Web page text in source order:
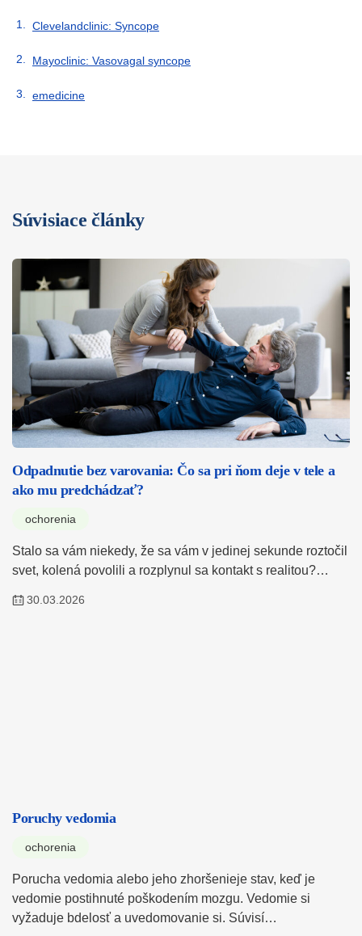
Clevelandclinic: Syncope
Mayoclinic: Vasovagal syncope
emedicine
Súvisiace články
Odpadnutie bez varovania: Čo sa pri ňom deje v tele a
ako mu predchádzať?
ochorenia
Stalo sa vám niekedy, že sa vám v jedinej sekunde roztočil
svet, kolená povolili a rozplynul sa kontakt s realitou?…
30.03.2026
Poruchy vedomia
ochorenia
Porucha vedomia alebo jeho zhoršenieje stav, keď je
vedomie postihnuté poškodením mozgu. Vedomie si
vyžaduje bdelosť a uvedomovanie si. Súvisí…